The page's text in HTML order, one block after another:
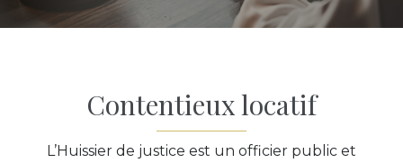
Contentieux locatif
L’Huissier de justice est un officier public et